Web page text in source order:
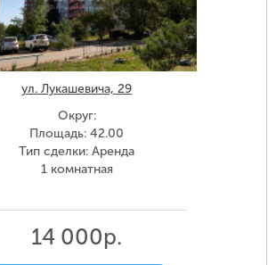
ул. Лукашевича, 29
Округ:
Площадь: 42.00
Тип сделки: Аренда
1 комнатная
14 000р.